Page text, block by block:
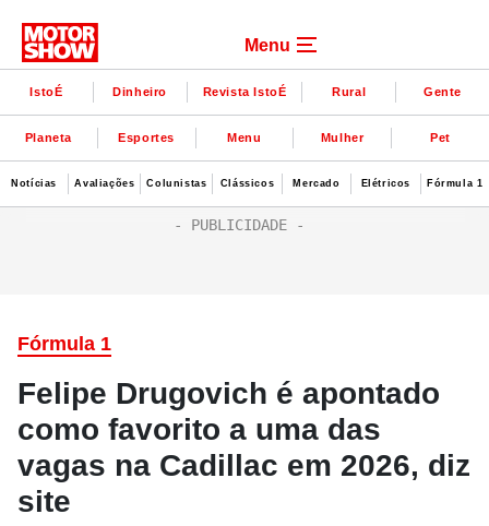
Menu
IstoÉ Dinheiro Revista IstoÉ Rural Gente
Planeta Esportes Menu Mulher Pet
Notícias Avaliações Colunistas Clássicos Mercado Elétricos Fórmula 1
Fórmula 1
Felipe Drugovich é apontado
como favorito a uma das
vagas na Cadillac em 2026, diz
site